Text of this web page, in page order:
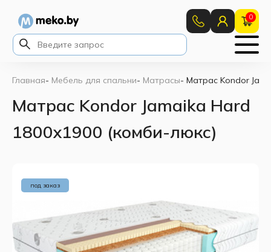
0
Главная- Мебель для спальни- Матрасы- Матрас Kondor
Матрас Kondor Jamaika Hard
1800x1900 (комби-люкс)
под заказ